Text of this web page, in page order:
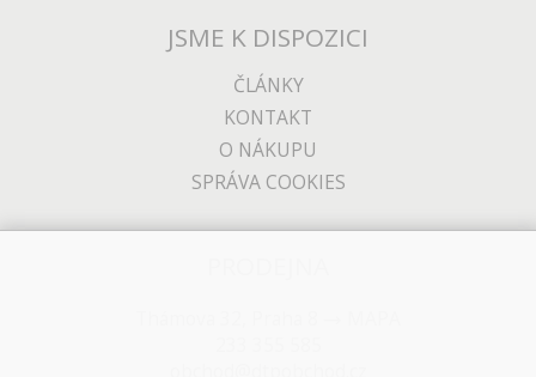
JSME K DISPOZICI
ČLÁNKY
KONTAKT
O NÁKUPU
SPRÁVA COOKIES